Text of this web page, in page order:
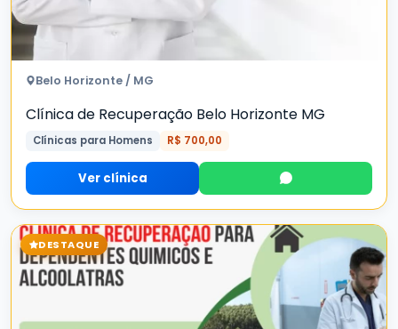
Belo Horizonte / MG
Clínica de Recuperação Belo Horizonte MG
Clínicas para Homens R$ 700,00
Ver clínica
DESTAQUE